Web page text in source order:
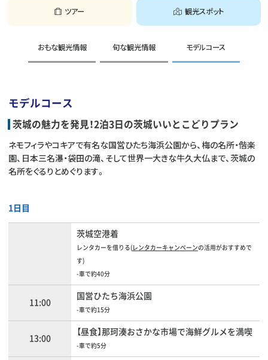
ツアー 観光スポット
おもな観光情報 旬な観光情報 モデルコース
モデルコース
茨城の魅力を発見！2泊3日の茨城いいとこどりプラン
ネモフィラやコキアで有名な国営ひたち海浜公園から、梅の名所・偕楽
園、日本三名瀑・袋田の滝、そして世界一大きな牛久大仏まで、茨城の
名所をぐるりとめぐります。
1日目
茨城空港着
レンタカーを借りる(レンタカーキャンペーンの活用がおすすめで
す)
-車で約40分
11:00
国営ひたち海浜公園
-車で約15分
13:00
【昼食】那珂湊おさかな市場で海鮮グルメを満喫
-車で約5分